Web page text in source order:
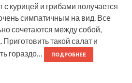
курицей и грибами получается
симпатичным на вид. Все
сочетаются между собой,
Приготовить такой салат и
гораздо…
ПОДРОБНЕЕ